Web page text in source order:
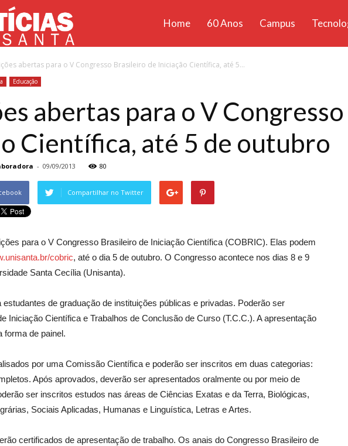
Unisanta
Home 60 Anos Campus
abertas para o V Congresso Brasileiro de Iniciação Científica, até 5...
Educação
abertas para o V
Científica, até 5 de outubro
- 09/09/2013 80
Compartilhar no Twitter
para o V Congresso Brasileiro de Iniciação Científica (COBRIC). Elas podem
cobric, até o dia 5 de outubro. O Congresso acontece nos dias 8 e 9
Santa Cecília (Unisanta).
estudantes de graduação de instituições públicas e privadas. Poderão ser
Iniciação Científica e Trabalhos de Conclusão de Curso (T.C.C.). A apresentação
forma de painel.
por uma Comissão Científica e poderão ser inscritos em duas categorias:
Após aprovados, deverão ser apresentados oralmente ou por meio de
ser inscritos estudos nas áreas de Ciências Exatas e da Terra, Biológicas,
Sociais Aplicadas, Humanas e Linguística, Letras e Artes.
certificados de apresentação de trabalho. Os anais do Congresso Brasileiro de